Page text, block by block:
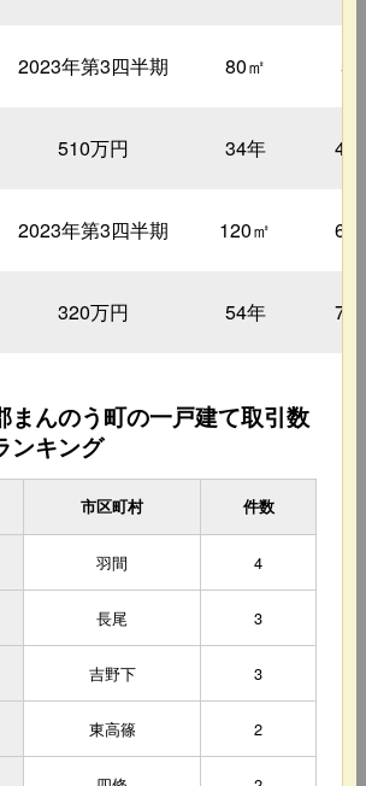
2023年第3四半期 80㎡
510万円 34年
2023年第3四半期 120㎡
320万円 54年
まんのう町の一戸建て取引数
ンキング
市区町村 件数
羽間 4
長尾 3
吉野下 3
東高篠 2